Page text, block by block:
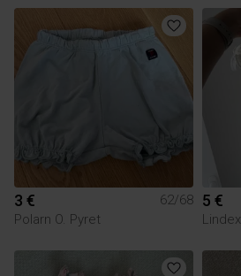
3 €
62/68
Polarn O. Pyret
5 €
Lindex